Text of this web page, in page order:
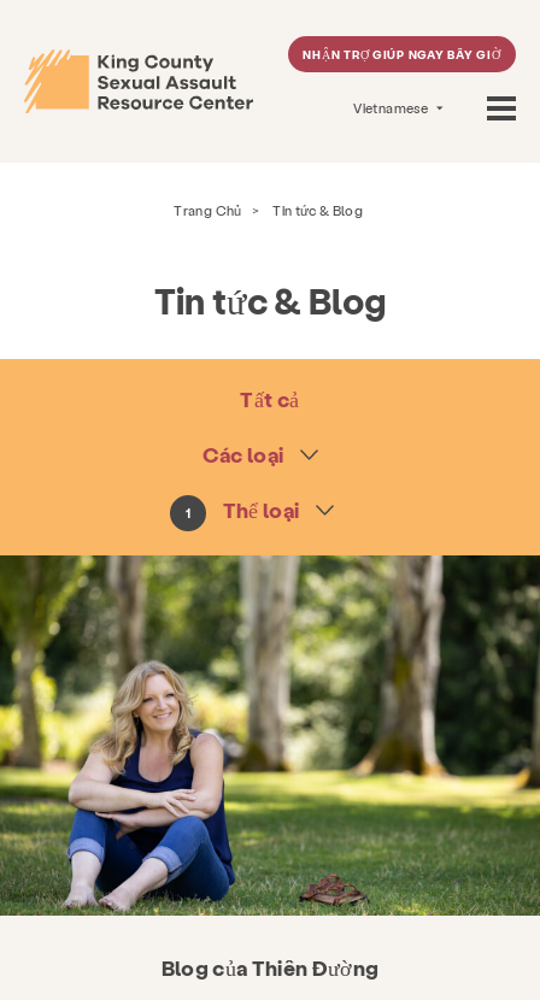
NHẬN TRỢ GIÚP NGAY BÂY GIỜ
Vietnamese
Trang Chủ > Tin tức & Blog
Tin tức & Blog
Tất cả
Các loại
1 Thể loại
Blog của Thiên Đường